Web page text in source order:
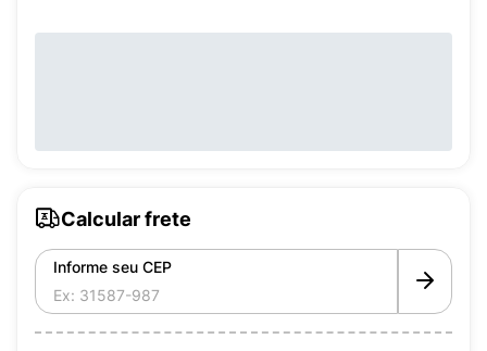
Calcular frete
Informe seu CEP